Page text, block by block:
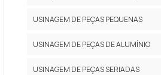
USINAGEM DE PEÇAS PEQUENAS
USINAGEM DE PEÇAS DE ALUMÍNIO
USINAGEM DE PEÇAS SERIADAS